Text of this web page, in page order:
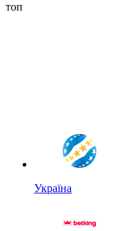
топ
Україна